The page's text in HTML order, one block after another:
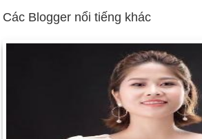
Các Blogger nổi tiếng khác